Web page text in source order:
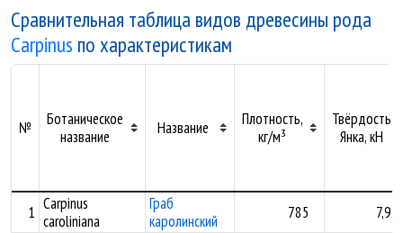
Сравнительная таблица видов древесины рода
Carpinus по характеристикам
№
Ботаническое
название
Название
Плотность,
кг/м³
Твёрдость
Янка, кН
1 Carpinus
caroliniana
Граб
каролинский
785 7,92